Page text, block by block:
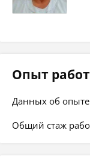
Опыт
Данных об
Общий стаж